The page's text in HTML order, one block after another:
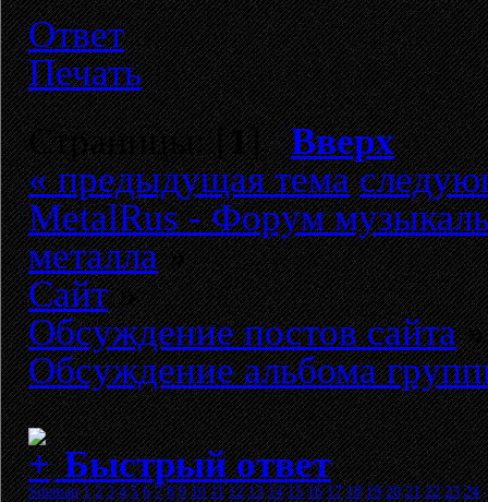
Ответ
Печать
Страницы: [1]Вверх
« предыдущая тема
MetalRus - Форум
металла»
Сайт»
Обсуждение постов сайта»
Обсуждение альбома
Быстрый ответ
Sitemap 1 2 3 4 5 6 7 8 9 10 11 12 13 14 15 16 17 18 19 20 21 22 23 24